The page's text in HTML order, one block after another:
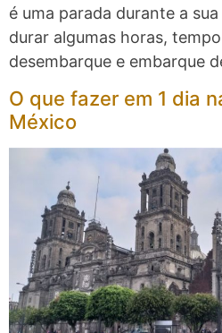
é uma parada durante a
durar algumas horas,
desembarque e embarque
O que fazer em 1 dia
México